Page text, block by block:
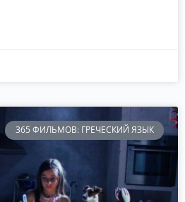
365 ФИЛЬМОВ: ГРЕЧЕСКИЙ ЯЗЫК